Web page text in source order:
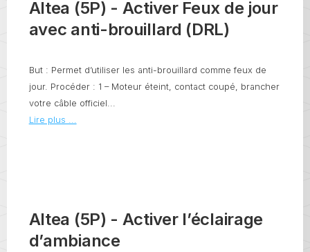
Altea (5P) - Activer Feux de jour
avec anti-brouillard (DRL)
But : Permet d’utiliser les anti-brouillard comme feux de
jour. Procéder : 1 – Moteur éteint, contact coupé, brancher
votre câble officiel...
Lire plus ...
Altea (5P) - Activer l’éclairage
d’ambiance